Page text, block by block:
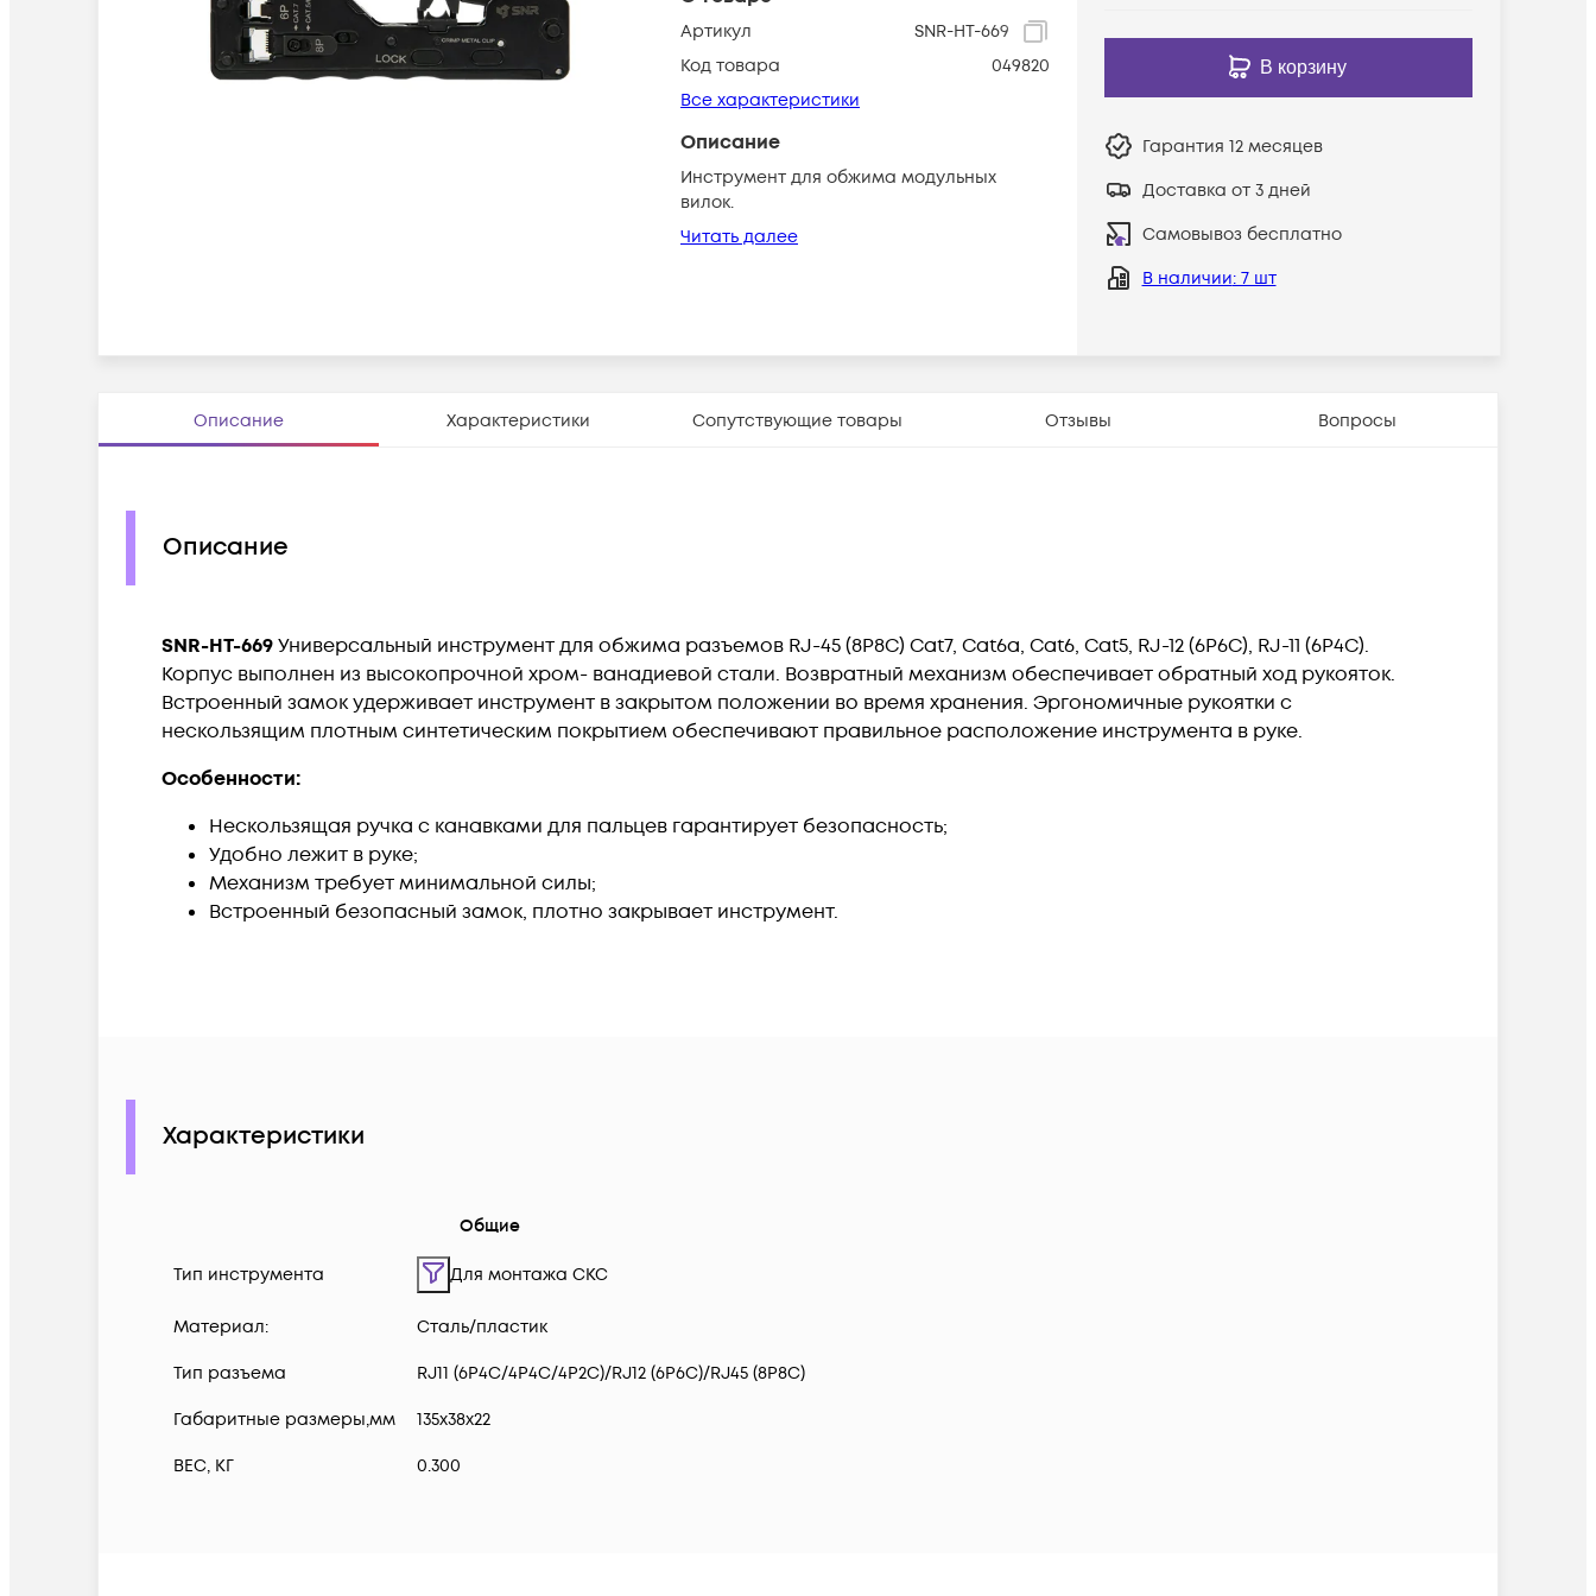
Артикул
SNR-HT-669
Код товара
049820
Все характеристики
Описание
Инструмент для обжима модульных
вилок.
Читать далее
В корзину
Гарантия 12 месяцев
Доставка от 3 дней
Самовывоз бесплатно
В наличии: 7 шт
Описание Характеристики Сопутствующие товары Отзывы Вопросы
Описание
SNR-HT-669Универсальный инструмент для обжима разъемов RJ-45 (8P8C) Cat7, Cat6a, Cat6, Cat5, RJ-12 (6P6C), RJ-11 (6P4C).
Корпус выполнен из высокопрочной хром- ванадиевой стали. Возвратный механизм обеспечивает обратный ход рукояток.
Встроенный замок удерживает инструмент в закрытом положении во время хранения. Эргономичные рукоятки с
нескользящим плотным синтетическим покрытием обеспечивают правильное расположение инструмента в руке.
Особенности:
Нескользящая ручка с канавками для пальцев гарантирует безопасность;
Удобно лежит в руке;
Механизм требует минимальной силы;
Встроенный безопасный замок, плотно закрывает инструмент.
Характеристики
Общие
Тип инструмента Для монтажа СКС
Материал: Сталь/пластик
Тип разъема RJ11 (6P4C/4P4C/4P2C)/RJ12 (6P6C)/RJ45 (8P8C)
Габаритные размеры,мм 135х38х22
ВЕС, КГ 0.300